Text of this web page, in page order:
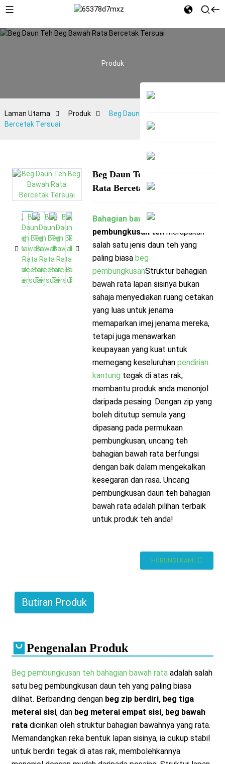
Produk
Laman Utama Produk
Beg Daun Teh Beg Bawah Rata
Bercetak Tersuai
Beg Daun Teh Beg Bawah
Rata Bercetak Tersuai
Bahagian bawah rata
pembungkusan tehmerupakan
salah satu jenis daun teh yang
paling biasa beg
pembungkusanStruktur bahagian
bawah rata lapan sisinya bukan
sahaja menyediakan ruang cetakan
yang luas untuk jenama
memaparkan imej jenama mereka,
tetapi juga menawarkan
keupayaan yang kuat untuk
memegang keseluruhan pendirian
kantung tegak di atas rak,
membantu produk anda menonjol
daripada pesaing. Dengan zip yang
boleh ditutup semula yang
dipasang pada permukaan
pembungkusan, uncang teh
bahagian bawah rata berfungsi
dengan baik dalam mengekalkan
kesegaran dan rasa. Uncang
pembungkusan daun teh bahagian
bawah rata adalah pilihan terbaik
untuk produk teh anda!
HUBUNGI KAMI
Butiran Produk
Pengenalan Produk
Beg pembungkusan teh bahagian bawah rataadalah salah
satu beg pembungkusan daun teh yang paling biasa
dilihat. Berbanding dengan beg zip berdiri, beg tiga
meterai sisi, dan beg meterai empat sisi, beg bawah
ratadicirikan oleh struktur bahagian bawahnya yang rata.
Memandangkan reka bentuk lapan sisinya, ia cukup stabil
untuk berdiri tegak di atas rak, membolehkannya